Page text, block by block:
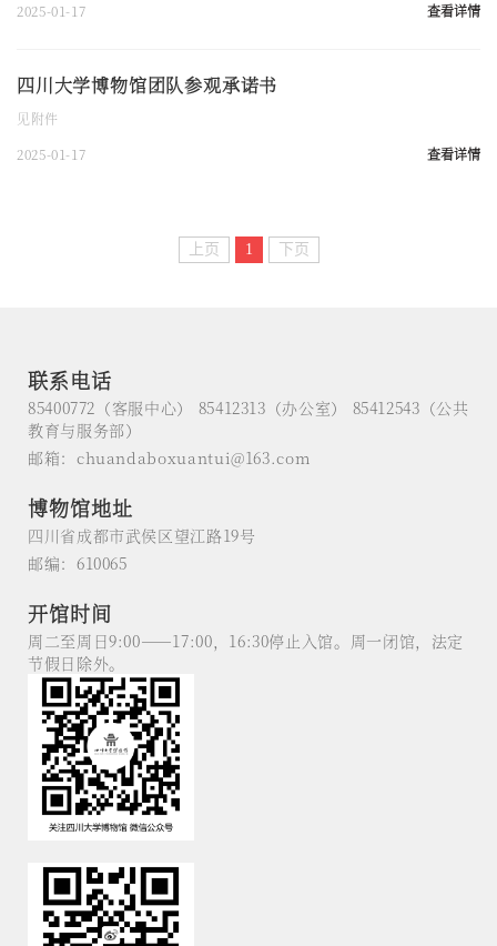
2025-01-17
查看详情
四川大学博物馆团队参观承诺书
见附件
2025-01-17
查看详情
上页 1 下页
联系电话
85400772（客服中心） 85412313（办公室） 85412543（公共
教育与服务部）
邮箱：chuandaboxuantui@163.com
博物馆地址
四川省成都市武侯区望江路19号
邮编：610065
开馆时间
周二至周日9:00——17:00，16:30停止入馆。周一闭馆，法定
节假日除外。